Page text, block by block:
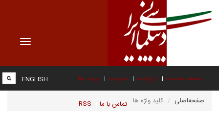
Toggle
صفحه نخست درباره ما عضویت پیوند ها
تماس با ما RSS
ENGLISH
صفحه‌اصلی کلید واژه ها